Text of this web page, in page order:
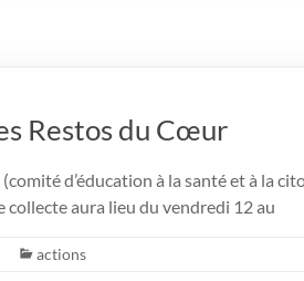
Restos du Cœur
d’éducation à la santé et à la
aura lieu du vendredi 12 au
actions